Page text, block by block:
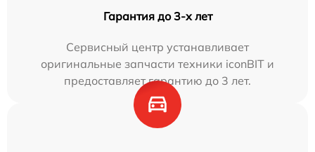
Гарантия до 3-х лет
Сервисный центр устанавливает
оригинальные запчасти техники iconBIT и
предоставляет гарантию до 3 лет.